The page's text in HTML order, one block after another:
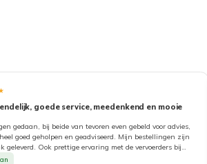
goede service, meedenkend en mooie
gedaan, bij beide van tevoren even gebeld voor advies,
goed geholpen en geadviseerd. Mijn bestellingen zijn
geleverd. Ook prettige ervaring met de vervoerders bij